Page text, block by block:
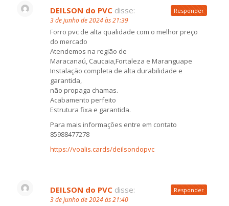
DEILSON do PVC disse:
3 de junho de 2024 às 21:39
Forro pvc de alta qualidade com o melhor preço
do mercado
Atendemos na região de
Maracanaú, Caucaia,Fortaleza e Maranguape
Instalação completa de alta durabilidade e
garantida,
não propaga chamas.
Acabamento perfeito
Estrutura fixa e garantida.
Para mais informações entre em contato
85988477278
https://voalis.cards/deilsondopvc
Responder
DEILSON do PVC disse:
3 de junho de 2024 às 21:40
Responder